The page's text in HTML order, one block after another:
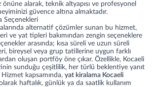
alarak, teknik altyapısı ve profesyonel
güvence altına almaktadır.
Seçenekleri
alternatif çözümler sunan bu hizmet,
ve yat tipleri bakımından zengin seçeneklere
arasında; kısa süreli ve uzun süreli
bireysel veya grup tatillerine uygun farklı
oluşan portföy öne çıkar. Özellikle, Kocaeli
sunduğu çeşitlilik, her türlü beklentiye yanıt
kapsamında, yat kiralama Kocaeli
haftalık, günlük ya da saatlik kullanım